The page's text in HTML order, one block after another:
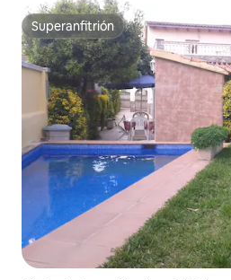
Superanfitrión
Superanfitrión